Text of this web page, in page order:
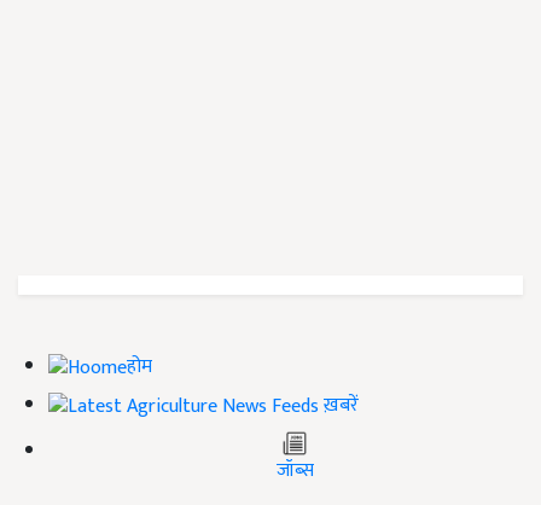
होम
ख़बरें
जॉब्स